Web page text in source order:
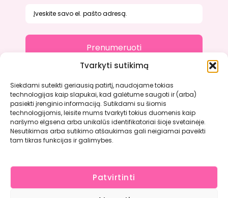
Tvarkyti sutikimą
Siekdami suteikti geriausią patirtį, naudojame tokias
technologijas kaip slapukai, kad galėtume saugoti ir (arba)
pasiekti įrenginio informaciją. Sutikdami su šiomis
technologijomis, leisite mums tvarkyti tokius duomenis kaip
naršymo elgsena arba unikalūs identifikatoriai šioje svetainėje.
Nesutikimas arba sutikimo atšaukimas gali neigiamai paveikti
tam tikras funkcijas ir galimybes.
Patvirtinti
Prenumeruoti
Apie mus
Kontaktai
Atsiliepimai
Paslaugų teikimo sąlygos ir taisyklės
Copyright © 2026